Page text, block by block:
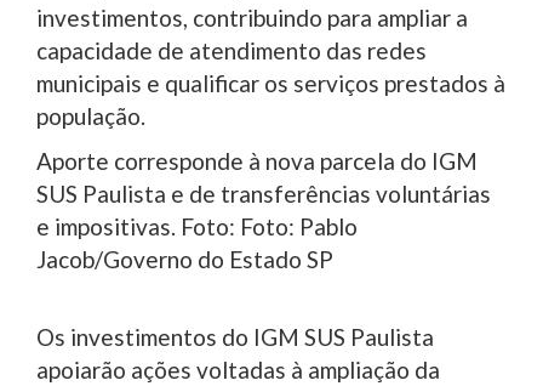
investimentos, contribuindo para ampliar a
capacidade de atendimento das redes
municipais e qualificar os serviços prestados à
população.
Aporte corresponde à nova parcela do IGM
SUS Paulista e de transferências voluntárias
e impositivas. Foto: Foto: Pablo
Jacob/Governo do Estado SP
Os investimentos do IGM SUS Paulista
apoiarão ações voltadas à ampliação da